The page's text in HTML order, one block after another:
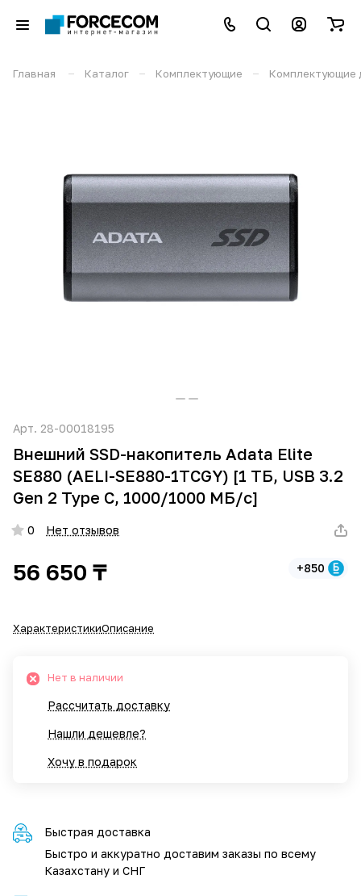
Главная – Каталог – Комплектующие – Комплектующие
Арт. 28-00018195
Внешний SSD-накопитель Adata Elite
SE880 (AELI-SE880-1TCGY) [1 ТБ, USB 3.2
Gen 2 Type C, 1000/1000 МБ/с]
0 Нет отзывов
56 650 ₸ +850
ХарактеристикиОписание
Нет в наличии
Рассчитать доставку
Нашли дешевле?
Хочу в подарок
Быстрая доставка
Быстро и аккуратно доставим заказы по всему
Казахстану и СНГ